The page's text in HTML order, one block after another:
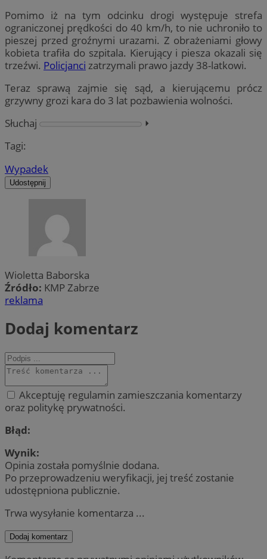
Pomimo iż na tym odcinku drogi występuje strefa
ograniczonej prędkości do 40 km/h, to nie uchroniło to
pieszej przed groźnymi urazami. Z obrażeniami głowy
kobieta trafiła do szpitala. Kierujący i piesza okazali się
trzeźwi. Policjanci zatrzymali prawo jazdy 38-latkowi.
Teraz sprawą zajmie się sąd, a kierującemu prócz
grzywny grozi kara do 3 lat pozbawienia wolności.
Słuchaj
⏵︎
Tagi:
Wypadek
Udostępnij
Wioletta Baborska
Źródło: KMP Zabrze
reklama
Dodaj komentarz
Akceptuję regulamin zamieszczania komentarzy
oraz politykę prywatności.
Błąd:
Wynik:
Opinia została pomyślnie dodana.
Po przeprowadzeniu weryfikacji, jej treść zostanie
udostępniona publicznie.
Trwa wysyłanie komentarza ...
Dodaj komentarz